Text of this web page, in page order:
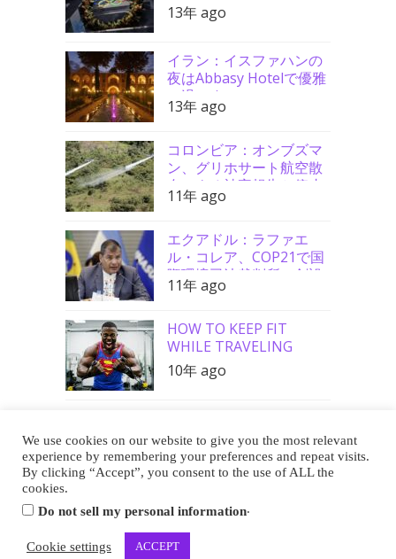
13年 ago
イラン：イスファハンの
夜はAbbasy Hotelで優雅
に過ごす
13年 ago
コロンビア：オンブズマ
ン、グリホサート航空散
布による被害報告と停止
要請支持
11年 ago
エクアドル：ラファエ
ル・コレア、COP21で国
際環境司法裁判所の創設
を要請
11年 ago
HOW TO KEEP FIT
WHILE TRAVELING
10年 ago
Buy Me a Coffee
Copyright 2013-2026 EUREKA CAFE
We use cookies on our website to give you the most relevant
experience by remembering your preferences and repeat visits.
By clicking “Accept”, you consent to the use of ALL the
cookies.
Do not sell my personal information.
Cookie settings ACCEPT